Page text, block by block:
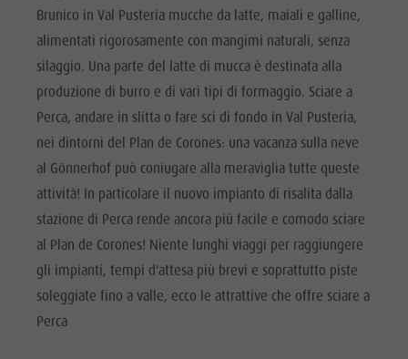
Brunico in Val Pusteria mucche da latte, maiali e galline,
alimentati rigorosamente con mangimi naturali, senza
silaggio. Una parte del latte di mucca è destinata alla
produzione di burro e di vari tipi di formaggio. Sciare a
Perca, andare in slitta o fare sci di fondo in Val Pusteria,
nei dintorni del Plan de Corones: una vacanza sulla neve
al Gönnerhof può coniugare alla meraviglia tutte queste
attività! In particolare il nuovo impianto di risalita dalla
stazione di Perca rende ancora più facile e comodo sciare
al Plan de Corones! Niente lunghi viaggi per raggiungere
gli impianti, tempi d'attesa più brevi e soprattutto piste
soleggiate fino a valle, ecco le attrattive che offre sciare a
Perca